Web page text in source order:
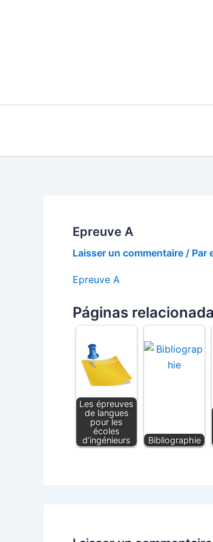
Epreuve A
Laisser un commentaire / Par
Epreuve A
Páginas
Les épreuves
de langues
pour les
écoles
d’ingénieurs
Bibliographie